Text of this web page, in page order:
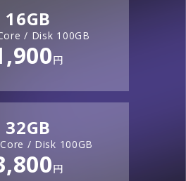
16GB
/ Disk 100GB
円
32GB
Core / Disk 100GB
円